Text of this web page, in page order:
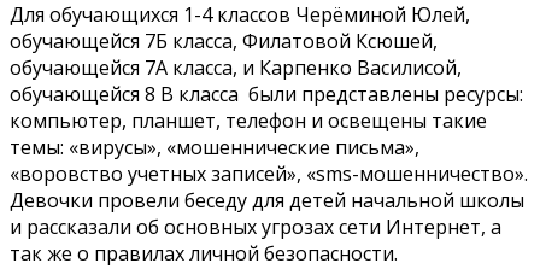
Для обучающихся 1-4 классов Черёминой Юлей,
обучающейся 7Б класса, Филатовой Ксюшей,
обучающейся 7А класса, и Карпенко Василисой,
обучающейся 8 В класса были представлены ресурсы:
компьютер, планшет, телефон и освещены такие
темы: «вирусы», «мошеннические письма»,
«воровство учетных записей», «sms-мошенничество».
Девочки провели беседу для детей начальной школы
и рассказали об основных угрозах сети Интернет, а
так же о правилах личной безопасности.